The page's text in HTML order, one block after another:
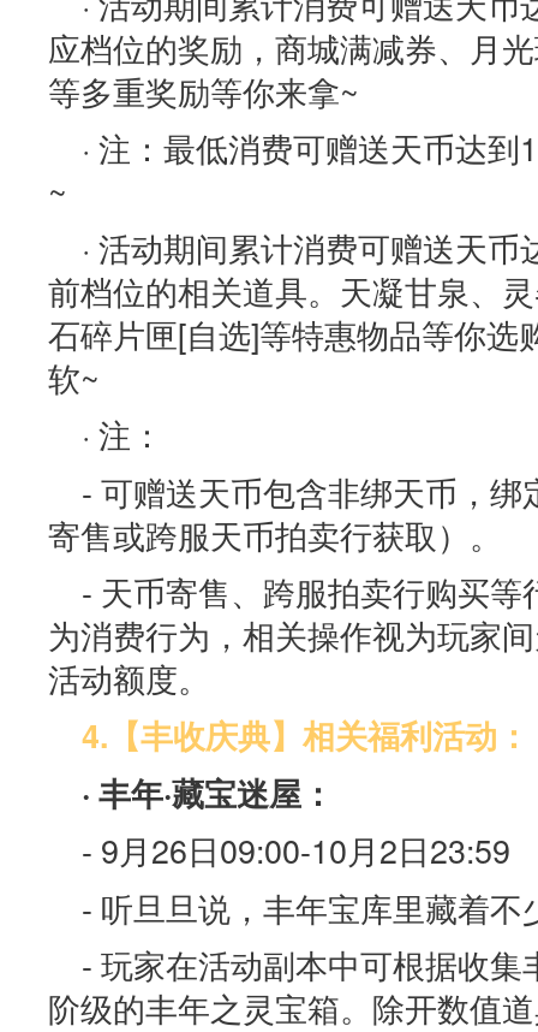
应档位的奖励，商城满减券、月
等多重奖励等你来拿~
· 注：最低消费可赠送天币达
~
· 活动期间累计消费可赠送天
前档位的相关道具。天凝甘泉、
石碎片匣[自选]等特惠物品等你选
软~
· 注：
- 可赠送天币包含非绑天币，
寄售或跨服天币拍卖行获取）。
- 天币寄售、跨服拍卖行购买
为消费行为，相关操作视为玩家
活动额度。
4.【丰收庆典】相关福利活动：
· 丰年·藏宝迷屋：
- 9月26日09:00-10月2日23:59
- 听旦旦说，丰年宝库里藏着不
- 玩家在活动副本中可根据收
阶级的丰年之灵宝箱。除开数值